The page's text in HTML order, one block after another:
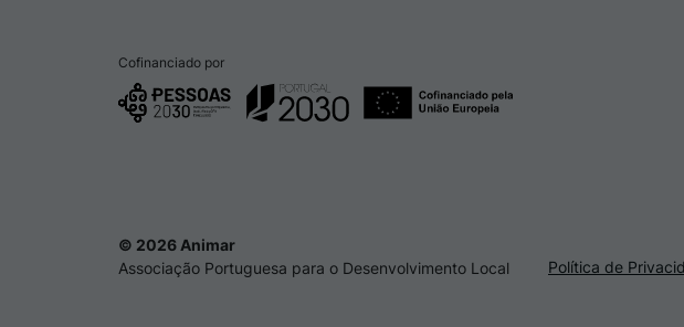
Cofinanciado por
© 2026 Animar
Associação Portuguesa para o Desenvolvimento Local
Política de